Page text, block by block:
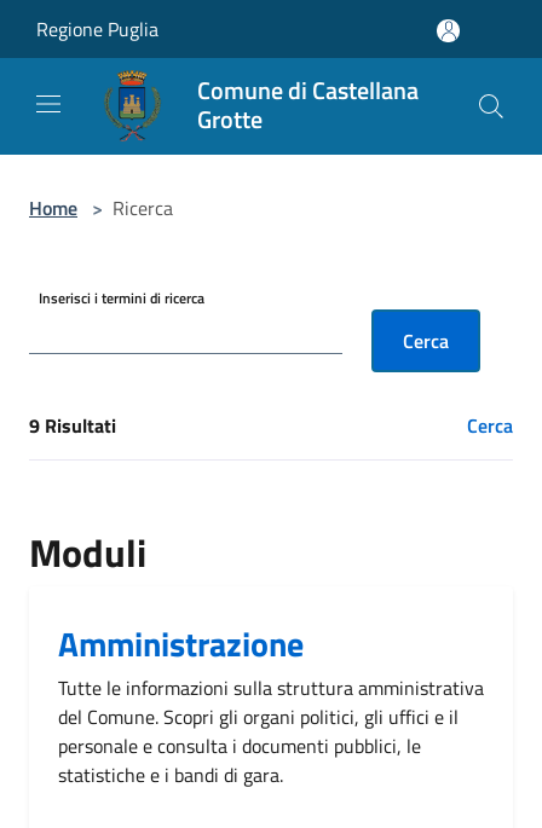
Regione Puglia
Comune di Castellana
Grotte
Home > Ricerca
Inserisci i termini di ricerca
Cerca
[results] Risultati
9 Risultati Cerca
Moduli
Amministrazione
Tutte le informazioni sulla struttura amministrativa
del Comune. Scopri gli organi politici, gli uffici e il
personale e consulta i documenti pubblici, le
statistiche e i bandi di gara.